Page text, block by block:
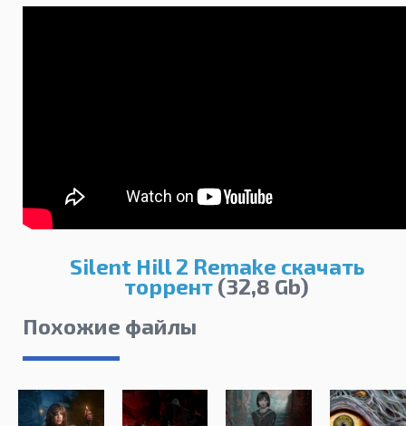
Silent Hill 2 Remake скачать
торрент (32,8 Gb)
Похожие файлы